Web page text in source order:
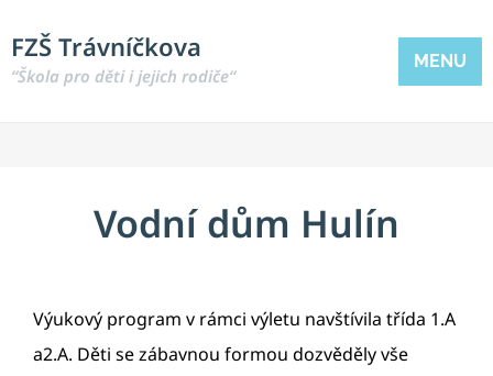
FZŠ Trávníčkova
“Škola pro děti i jejich rodiče“
MENU
Vodní dům Hulín
Výukový program v rámci výletu navštívila třída 1.A
a2.A. Děti se zábavnou formou dozvěděly vše